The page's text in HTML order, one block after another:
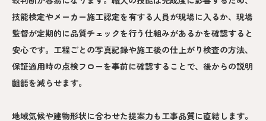
技能検定やメーカー施工認定を有する人員が現場に入るか、現場
監督が定期的に品質チェックを行う仕組みがあるかを確認すると
安心です。工程ごとの写真記録や施工後の仕上がり検査の方法、
保証適用時の点検フローを事前に確認することで、後からの説明
齟齬を減らせます。
地域気候や建物形状に合わせた提案力も工事品質に直結します。